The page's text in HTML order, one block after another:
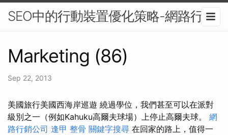
SEO中的行動裝置優化策略-網路行銷
Marketing (86)
Sep 22, 2013
美國旅行美國西海岸巡遊 繞過學位，我們甚至可以在派對
級別之一（例如Kahuku高爾夫球場）上停止高爾夫球。 網
路行銷公司 逢甲 整骨 關鍵字搜尋 在回家的路上，值得一